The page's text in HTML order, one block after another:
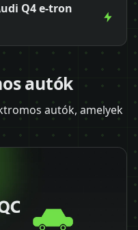
Q4 e-tron
autók
autók, amelyek